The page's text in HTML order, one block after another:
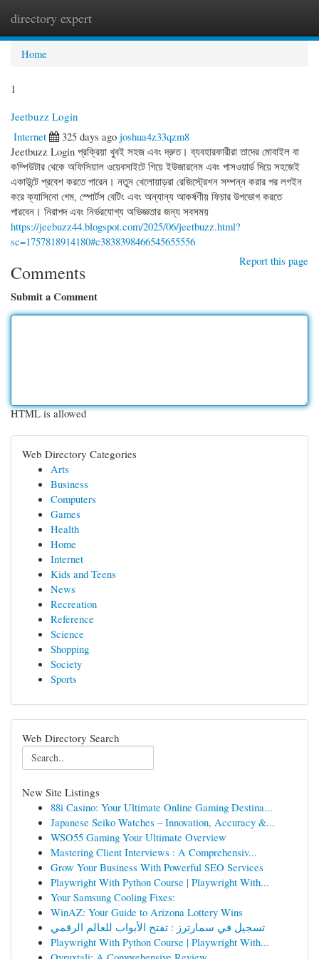
directory expert
Home
1
Jeetbuzz Login
Internet
325 days ago joshua4z33qzm8
Jeetbuzz Login প্রক্রিয়া খুবই সহজ এবং দ্রুত। ব্যবহারকারীরা তাদের মোবাইল বা
কম্পিউটার থেকে অফিসিয়াল ওয়েবসাইটে গিয়ে ইউজারনেম এবং পাসওয়ার্ড দিয়ে সহজেই
একাউন্টে প্রবেশ করতে পারেন। নতুন খেলোয়াড়রা রেজিস্ট্রেশন সম্পন্ন করার পর লগইন
করে ক্যাসিনো গেম, স্পোর্টস বেটিং এবং অন্যান্য আকর্ষণীয় ফিচার উপভোগ করতে
পারবেন। নিরাপদ এবং নির্ভরযোগ্য অভিজ্ঞতার জন্য সবসময়
https://jeebuzz44.blogspot.com/2025/06/jeetbuzz.html?
sc=1757818914180#c3838398466545655556
Report this page
Comments
Submit a Comment
HTML is allowed
Web Directory Categories
Arts
Business
Computers
Games
Health
Home
Internet
Kids and Teens
News
Recreation
Reference
Science
Shopping
Society
Sports
Web Directory Search
New Site Listings
88i Casino: Your Ultimate Online Gaming Destina...
Japanese Seiko Watches – Innovation, Accuracy &...
WSO55 Gaming Your Ultimate Overview
Mastering Client Interviews : A Comprehensiv...
Grow Your Business With Powerful SEO Services
Playwright With Python Course | Playwright With...
Your Samsung Cooling Fixes:
WinAZ: Your Guide to Arizona Lottery Wins
تسجيل في سمارترز : تفتح الأبواب للعالم الرقمي
Playwright With Python Course | Playwright With...